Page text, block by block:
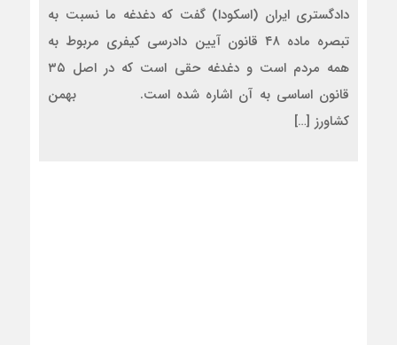
دادگستری ایران (اسکودا) گفت که دغدغه ما نسبت به
تبصره ماده ۴۸ قانون آیین دادرسی کیفری مربوط به
همه مردم است و دغدغه حقی است که در اصل ۳۵
قانون اساسی به آن اشاره شده است. بهمن
کشاورز […]